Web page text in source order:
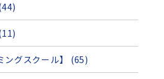
ングスクール】 (65)